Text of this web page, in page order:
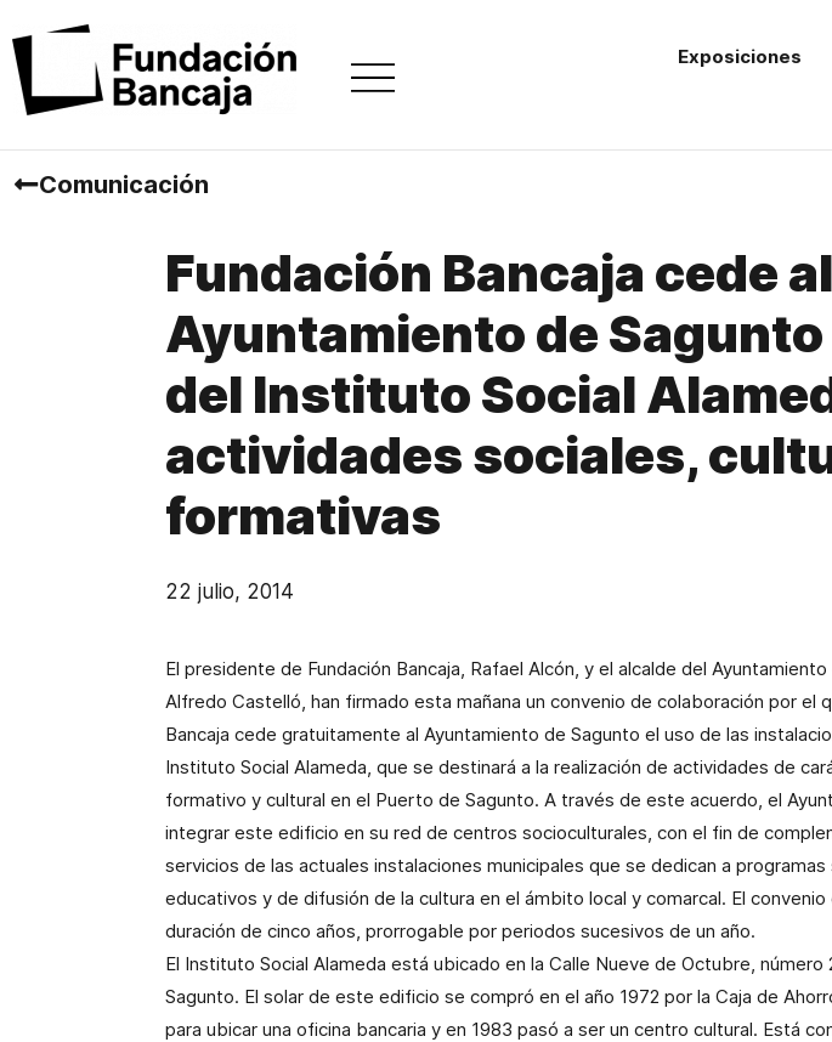
Exposiciones
Comunicación
Fundación Bancaja cede al
Ayuntamiento de Sagunto
del Instituto Social
actividades sociales,
formativas
22 julio, 2014
El presidente de Fundación Bancaja, Rafael Alcón, y el alcalde del
Alfredo Castelló, han firmado esta mañana un convenio de colaboración por el
Bancaja cede gratuitamente al Ayuntamiento de Sagunto el uso de las
Instituto Social Alameda, que se destinará a la realización de actividades de
formativo y cultural en el Puerto de Sagunto. A través de este acuerdo, el
integrar este edificio en su red de centros socioculturales, con el fin de
servicios de las actuales instalaciones municipales que se dedican a programas
educativos y de difusión de la cultura en el ámbito local y comarcal. El convenio
duración de cinco años, prorrogable por periodos sucesivos de un año.
El Instituto Social Alameda está ubicado en la Calle Nueve de Octubre, número
Sagunto. El solar de este edificio se compró en el año 1972 por la Caja de
para ubicar una oficina bancaria y en 1983 pasó a ser un centro cultural. Está